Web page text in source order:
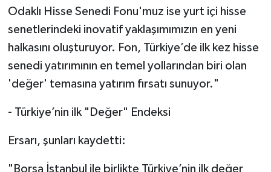
Odaklı Hisse Senedi Fonu'muz ise yurt içi hisse
senetlerindeki inovatif yaklaşımımızın en yeni
halkasını oluşturuyor. Fon, Türkiye’de ilk kez hisse
senedi yatırımının en temel yollarından biri olan
'değer' temasına yatırım fırsatı sunuyor."
- Türkiye’nin ilk "Değer" Endeksi
Ersarı, şunları kaydetti:
"Borsa İstanbul ile birlikte Türkiye’nin ilk değer